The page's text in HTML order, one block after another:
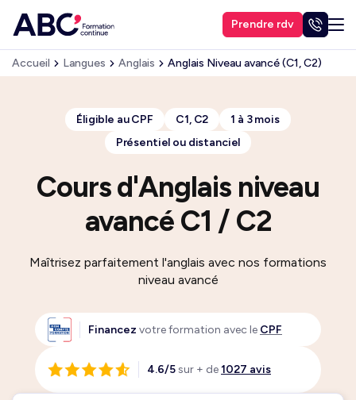
Prendre rdv
Accueil Langues Anglais Anglais Niveau avancé (C1, C2)
Cours d'Anglais niveau
avancé C1 / C2
Éligible au CPF C1, C2
1 à 3 mois
Présentiel ou distanciel
Maîtrisez parfaitement l'anglais avec nos formations
niveau avancé
Financez votre formation avec le CPF
4.6/5sur + de1027 avis